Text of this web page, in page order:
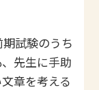
試験のうち
先生に手助
章を考える